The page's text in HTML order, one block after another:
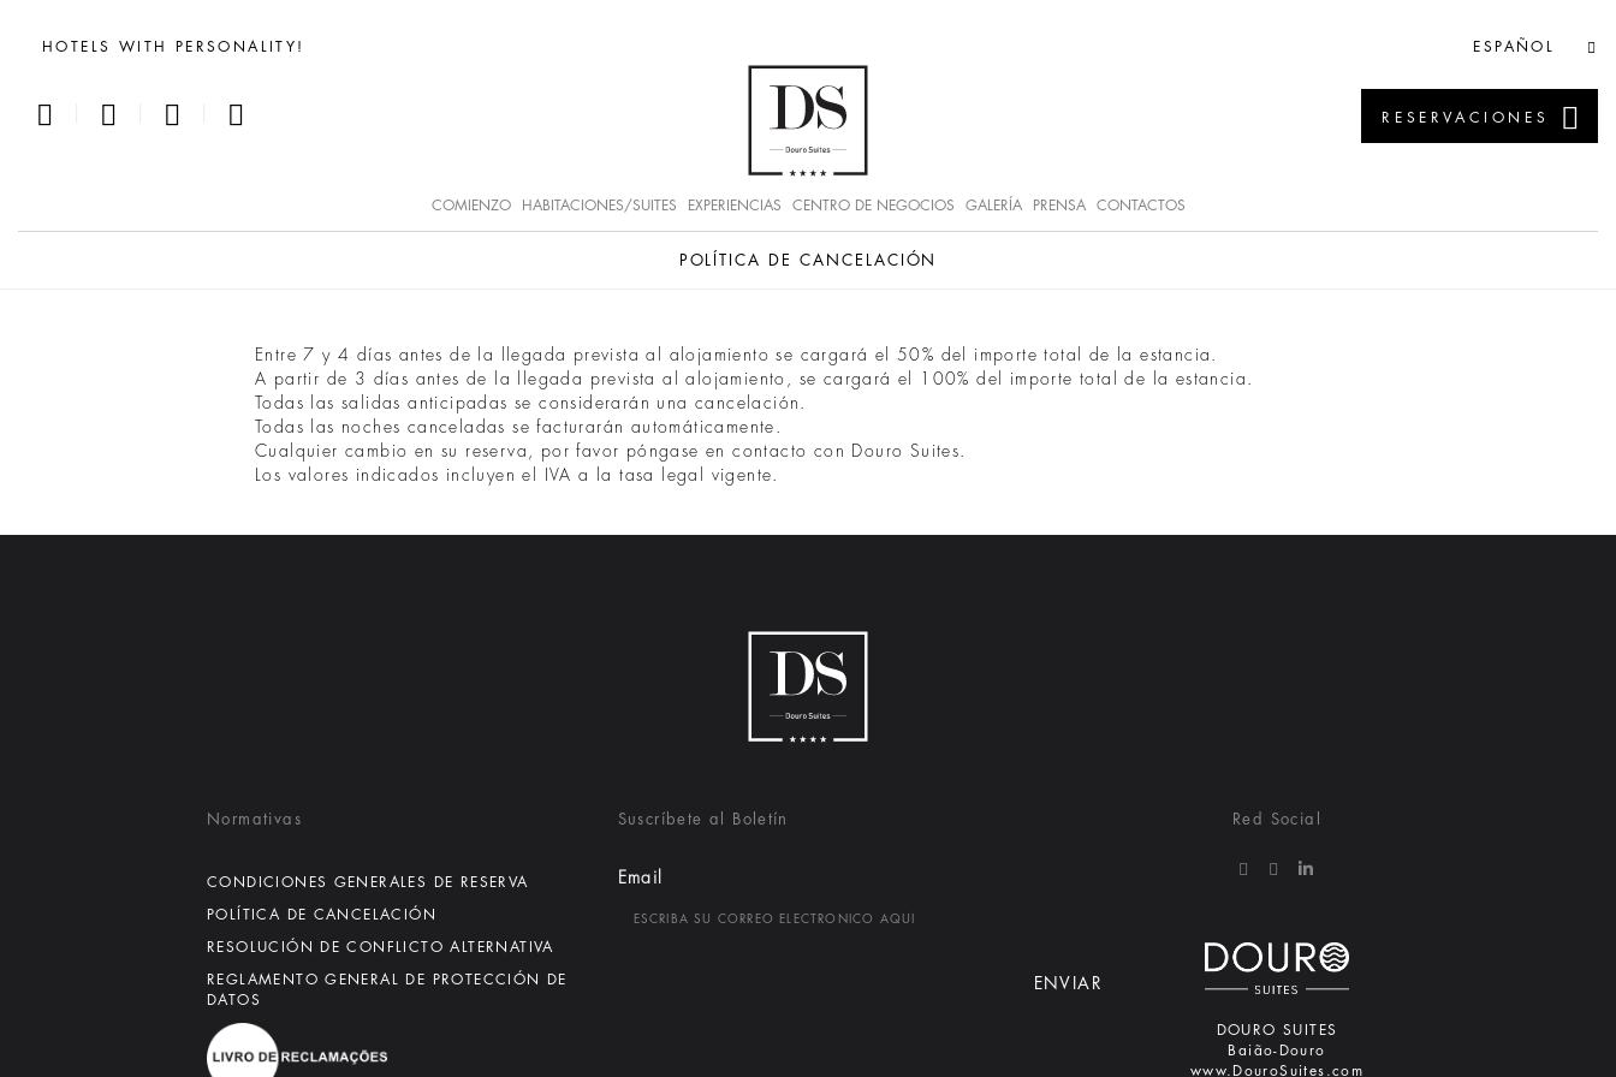
HOTELS WITH PERSONALITY! ESPAÑOL
RESERVACIONES
COMIENZO HABITACIONES/SUITES EXPERIENCIAS CENTRO DE NEGOCIOS GALERÍA PRENSA CONTACTOS
POLÍTICA DE CANCELACIÓN
Entre 7 y 4 días antes de la llegada prevista al alojamiento se cargará el 50% del importe total de la estancia.
A partir de 3 días antes de la llegada prevista al alojamiento, se cargará el 100% del importe total de la estancia.
Todas las salidas anticipadas se considerarán una cancelación.
Todas las noches canceladas se facturarán automáticamente.
Cualquier cambio en su reserva, por favor póngase en contacto con Douro Suites.
Los valores indicados incluyen el IVA a la tasa legal vigente.
Normativas
CONDICIONES GENERALES DE RESERVA
POLÍTICA DE CANCELACIÓN
RESOLUCIÓN DE CONFLICTO ALTERNATIVA
REGLAMENTO GENERAL DE PROTECCIÓN DE
DATOS
Suscríbete al Boletín
Email
ENVIAR
Red Social
https://www.dourosuites.com
https://www.dourosuites.com
DOURO SUITES
Baião-Douro
www.DouroSuites.com